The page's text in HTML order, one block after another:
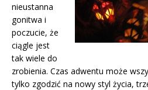
nieustanna
gonitwa i
poczucie, że
ciągle jest
tak wiele do
zrobienia. Czas adwentu może
tylko zgodzić na nowy styl życia,